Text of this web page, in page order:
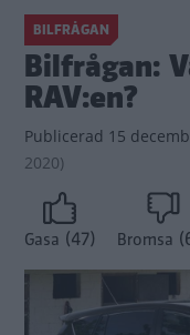
BILFRÅGAN
Bilfrågan:
RAV:en?
Publicerad 15
2020)
Gasa (47) Bromsa